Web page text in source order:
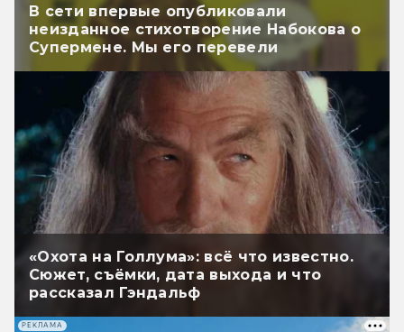
В сети впервые опубликовали
неизданное стихотворение Набокова о
Супермене. Мы его перевели
«Охота на Голлума»: всё что известно.
Сюжет, съёмки, дата выхода и что
рассказал Гэндальф
РЕКЛАМА